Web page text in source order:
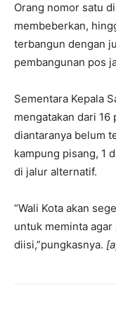
Orang nomor satu
membeberkan,
terbangun dengan
pembangunan pos
Sementara Kepala
mengatakan dari 16
diantaranya belum
kampung pisang, 1
di jalur alternatif.
“Wali Kota akan
untuk meminta
diisi,”pungkasnya.